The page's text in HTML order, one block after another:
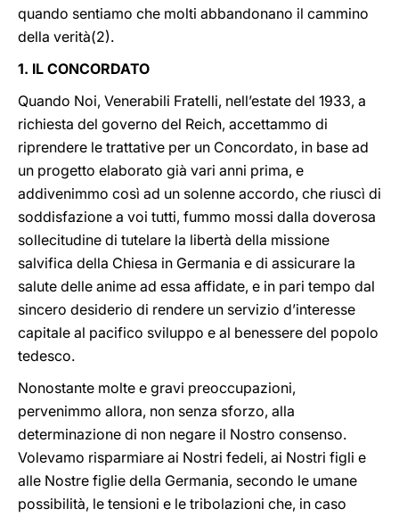
quando sentiamo che molti abbandonano il cammino
della verità(2).
1. IL CONCORDATO
Quando Noi, Venerabili Fratelli, nell’estate del 1933, a
richiesta del governo del Reich, accettammo di
riprendere le trattative per un Concordato, in base ad
un progetto elaborato già vari anni prima, e
addivenimmo così ad un solenne accordo, che riuscì di
soddisfazione a voi tutti, fummo mossi dalla doverosa
sollecitudine di tutelare la libertà della missione
salvifica della Chiesa in Germania e di assicurare la
salute delle anime ad essa affidate, e in pari tempo dal
sincero desiderio di rendere un servizio d’interesse
capitale al pacifico sviluppo e al benessere del popolo
tedesco.
Nonostante molte e gravi preoccupazioni,
pervenimmo allora, non senza sforzo, alla
determinazione di non negare il Nostro consenso.
Volevamo risparmiare ai Nostri fedeli, ai Nostri figli e
alle Nostre figlie della Germania, secondo le umane
possibilità, le tensioni e le tribolazioni che, in caso